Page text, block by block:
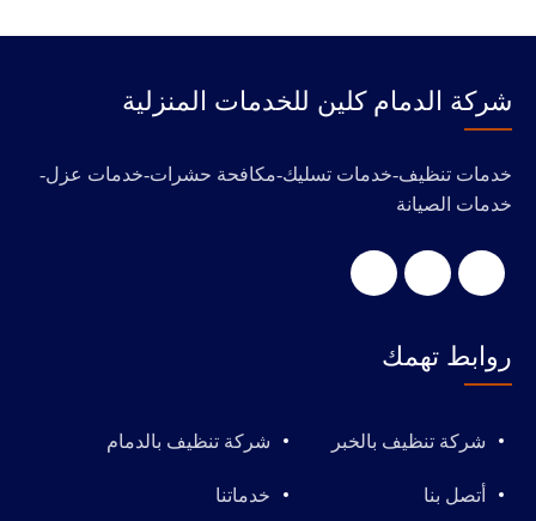
‭‬شركة الدمام كلين للخدمات المنزلية
خدمات تنظيف-خدمات تسليك-مكافحة حشرات-خدمات عزل-
خدمات الصيانة
روابط تهمك
شركة تنظيف بالخبر شركة تنظيف بالدمام
أتصل بنا خدماتنا